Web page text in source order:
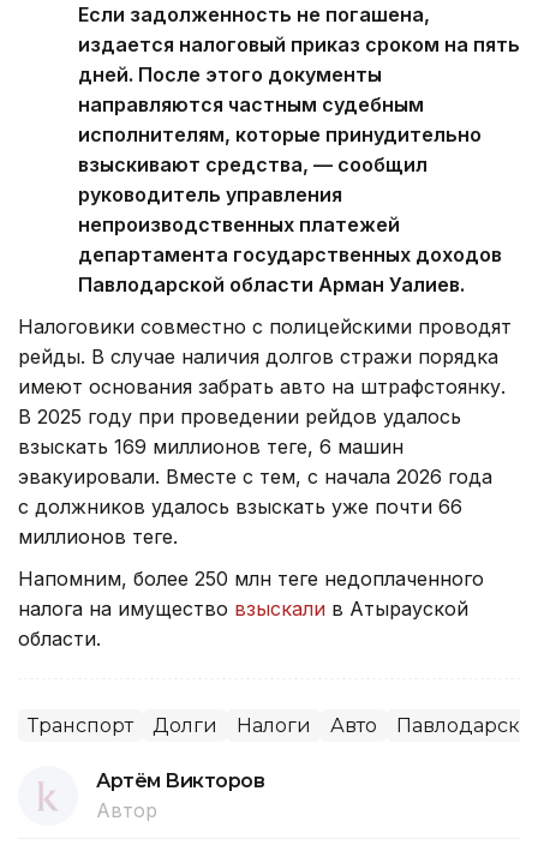
Если задолженность не погашена,
издается налоговый приказ сроком на пять
дней. После этого документы
направляются частным судебным
исполнителям, которые принудительно
взыскивают средства, — сообщил
руководитель управления
непроизводственных платежей
департамента государственных доходов
Павлодарской области Арман Уалиев.
Налоговики совместно с полицейскими проводят
рейды. В случае наличия долгов стражи порядка
имеют основания забрать авто на штрафстоянку.
В 2025 году при проведении рейдов удалось
взыскать 169 миллионов теңге, 6 машин
эвакуировали. Вместе с тем, с начала 2026 года
с должников удалось взыскать уже почти 66
миллионов теңге.
Напомним, более 250 млн теңге недоплаченного
налога на имущество взыскали в Атырауской
области.
Транспорт Долги Налоги Авто
Артём Викторов
Автор